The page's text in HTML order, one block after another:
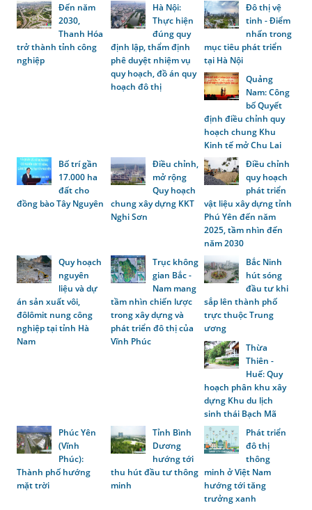
Đến năm
2030,
Thanh Hóa
trở thành tỉnh công
nghiệp
Hà Nội:
Thực hiện
đúng quy
định lập, thẩm định
phê duyệt nhiệm vụ
quy hoạch, đồ án quy
hoạch đô thị
Đô thị vệ
tinh - Điểm
nhấn trong
mục tiêu phát triển
tại Hà Nội
Quảng
Nam: Công
bố Quyết
định điều chỉnh quy
hoạch chung Khu
Kinh tế mở Chu Lai
Bố trí gần
17.000 ha
đất cho
đồng bào Tây Nguyên
Điều chỉnh,
mở rộng
Quy hoạch
chung xây dựng KKT
Nghi Sơn
Điều chỉnh
quy hoạch
phát triển
vật liệu xây dựng tỉnh
Phú Yên đến năm
2025, tầm nhìn đến
năm 2030
Quy hoạch
nguyên
liệu và dự
án sản xuất vôi,
đôlômit nung công
nghiệp tại tỉnh Hà
Nam
Trục không
gian Bắc -
Nam mang
tầm nhìn chiến lược
trong xây dựng và
phát triển đô thị của
Vĩnh Phúc
Bắc Ninh
hút sóng
đầu tư khi
sắp lên thành phố
trực thuộc Trung
ương
Thừa
Thiên -
Huế: Quy
hoạch phân khu xây
dựng Khu du lịch
sinh thái Bạch Mã
Phúc Yên
(Vĩnh
Phúc):
Thành phố hướng
mặt trời
Tỉnh Bình
Dương
hướng tới
thu hút đầu tư thông
minh
Phát triển
đô thị
thông
minh ở Việt Nam
hướng tới tăng
trưởng xanh